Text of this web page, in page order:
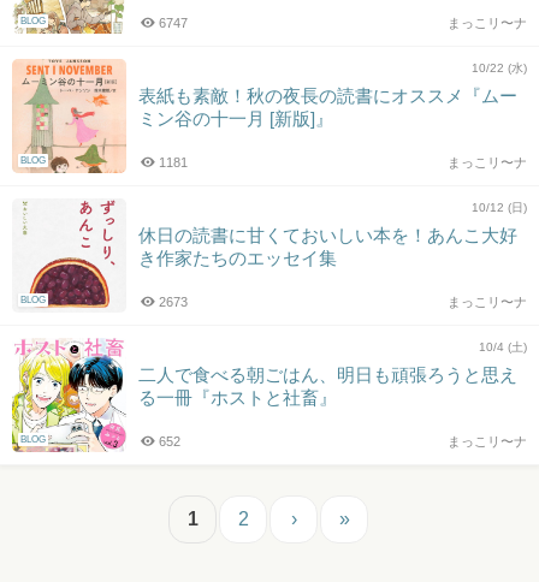
BLOG まっこリ〜ナ
6747
BLOG
10/22 (水)
表紙も素敵！秋の夜長の読書にオススメ『ムー
ミン谷の十一月 [新版]』
まっこリ〜ナ
1181
BLOG
10/12 (日)
休日の読書に甘くておいしい本を！あんこ大好
き作家たちのエッセイ集
まっこリ〜ナ
2673
BLOG
10/4 (土)
二人で食べる朝ごはん、明日も頑張ろうと思え
る一冊『ホストと社畜』
まっこリ〜ナ
652
1 2 › »